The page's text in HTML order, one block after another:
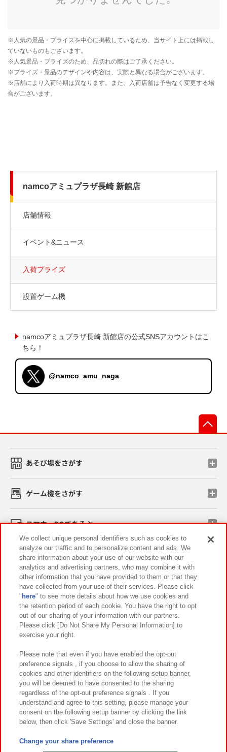
namcoアミュプラザ長崎 新館店
店舗情報
イベント&ニュース
入荷プライズ
設置ゲーム機
namcoアミュプラザ長崎 新館店の公式SNSアカウントはこ
ちら！
@namco_amu_naga
あそび場をさがす
ゲーム機をさがす
スマホ・PCであそぶ
イベント・キャンペーン
関連会社 サステナビリティ サイトポリシー
プライバシーポリシー ウェブアクセシビリティ方針と検証結果
お取引先さまとともに
カスタマーハラスメント対応方針 よくあるご質問・お問い合わせ
©Bandai Namco Amusement Inc.
©Bandai Namco Amusement Lab Inc.
We collect unique personal identifiers such as cookies to
analyze our traffic and to personalize content and ads. We
share information about your use of our website with our
analytics and advertising partners, who may combine it with
other information that you have provided to them or that they
have collected from your use of their services. Please click
" here" to see more details about how we use cookies and
the retention period of each cookie. You have the right to opt
out of our sharing of your information with our partners.
Please click [Do Not Share My Personal Information] to
exercise your right.
Please note that even if you have enabled the opt-out
preference signals , if you choose to allow the sharing of
cookies and other identifiers on the following setup banner,
you will be deemed to have consented to the sharing
regardless of the opt-out preference signals . If you
understand and agree to this setting, please manage your
consent on the following setup banner by clicking the link
below, then click 'Save Settings' and close the banner.
Change your share preference